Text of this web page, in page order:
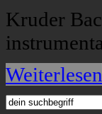
Kruder
Weiterlesen